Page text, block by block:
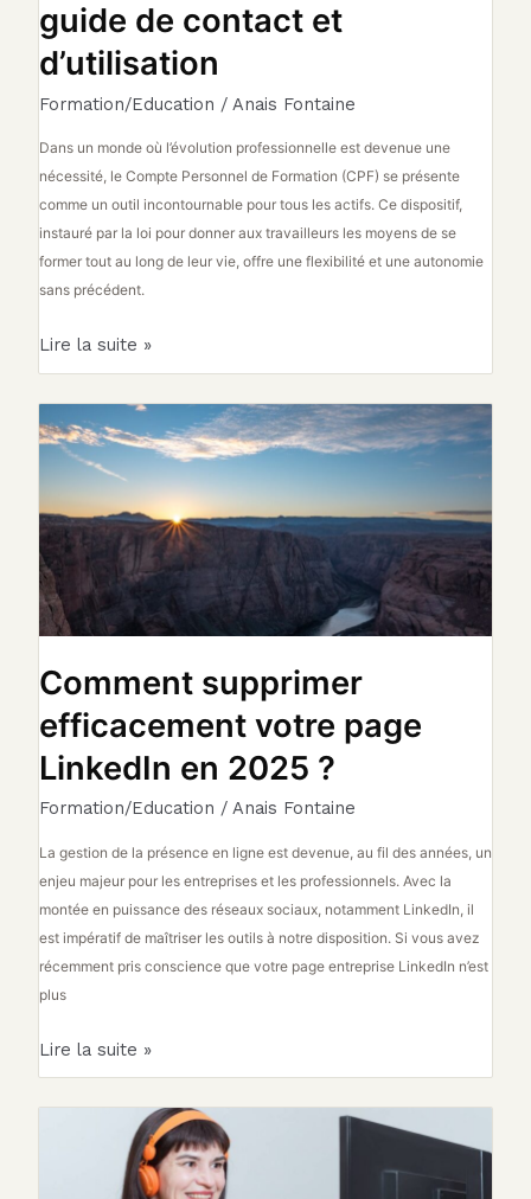
guide de contact et
d’utilisation
Formation/Education / Anais Fontaine
Dans un monde où l’évolution professionnelle est devenue une
nécessité, le Compte Personnel de Formation (CPF) se présente
comme un outil incontournable pour tous les actifs. Ce dispositif,
instauré par la loi pour donner aux travailleurs les moyens de se
former tout au long de leur vie, offre une flexibilité et une autonomie
sans précédent.
du
CPF
:
guide
contact
et
d’utilisation
Lire la suite »
Comment supprimer
efficacement votre page
LinkedIn en 2025 ?
Formation/Education / Anais Fontaine
La gestion de la présence en ligne est devenue, au fil des années, un
enjeu majeur pour les entreprises et les professionnels. Avec la
montée en puissance des réseaux sociaux, notamment LinkedIn, il
est impératif de maîtriser les outils à notre disposition. Si vous avez
récemment pris conscience que votre page entreprise LinkedIn n’est
plus
Comment
supprimer
efficacement
votre
page
LinkedIn
en
2025
Lire la suite »